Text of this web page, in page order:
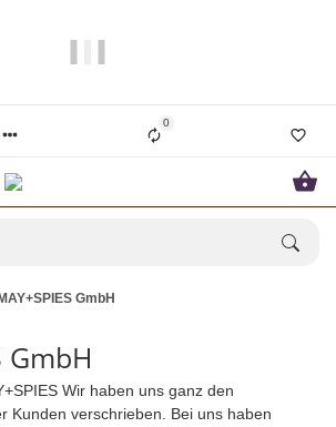
0
GmbH
GmbH
Wir haben uns ganz den
Kunden verschrieben. Bei uns haben